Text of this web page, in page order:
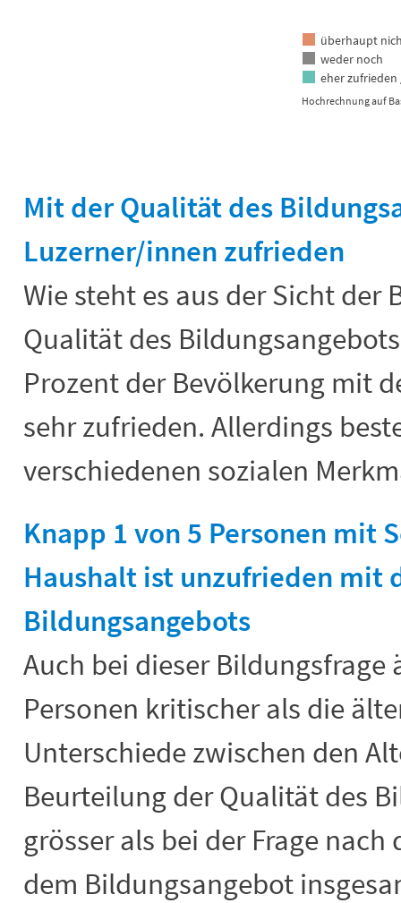
Hochrechnung auf
überhaupt
weder noch
eher
Mit der Qualität des
Luzerner/innen zufrieden
Wie steht es aus der Sicht der
Qualität des
Prozent der Bevölkerung mit
sehr zufrieden. Allerdings
verschiedenen sozialen
Knapp 1 von 5 Personen mit
Haushalt ist unzufrieden mit
Bildungsangebots
Auch bei dieser Bildungsfrage
Personen kritischer als die
Unterschiede zwischen den
Beurteilung der Qualität des
grösser als bei der Frage
dem Bildungsangebot